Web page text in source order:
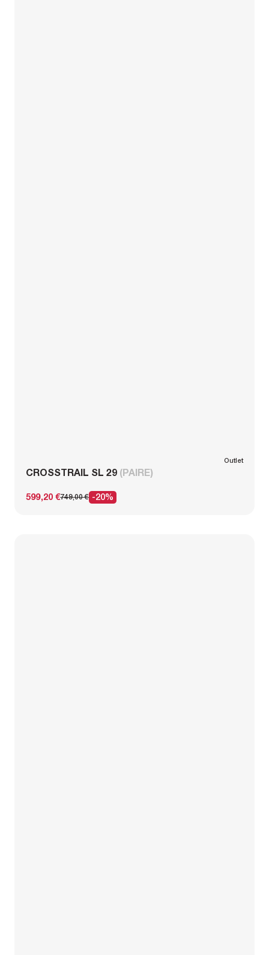
Outlet
CROSSTRAIL SL 29 (PAIRE)
749,00 €
599,20 € -20%